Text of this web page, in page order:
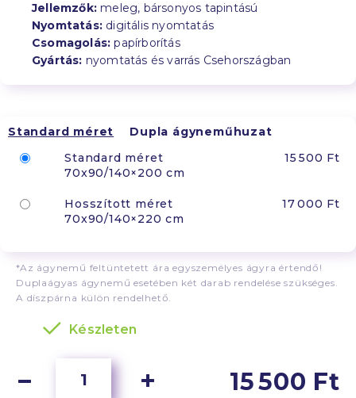
Jellemzők: meleg, bársonyos tapintású
Nyomtatás: digitális nyomtatás
Csomagolás: papírborítás
Gyártás: nyomtatás és varrás Csehországban
Standard méret
Dupla ágyneműhuzat
Standard méret
70x90/140×200 cm
15 500 Ft
Hosszított méret
70x90/140×220 cm
17 000 Ft
*Az ágynemű feltüntetett ára egyszemélyes ágyra értendő!
Duplaágyas ágynemű esetében két darab rendelése szükséges.
A díszpárna külön rendelhető.
Készleten
15 500 Ft